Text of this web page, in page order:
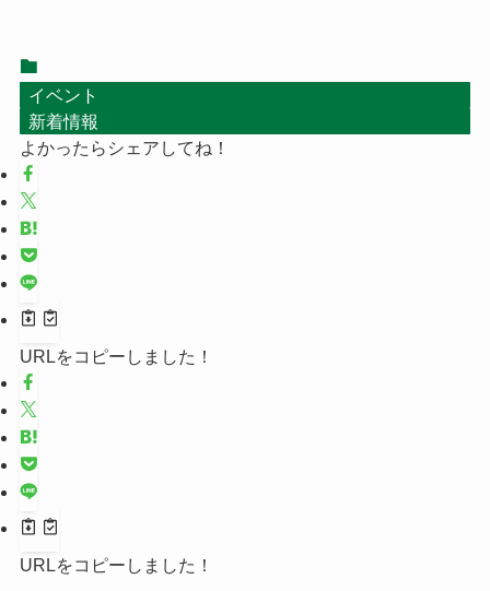
イベント
新着情報
よかったらシェアしてね！
URLをコピーしました！
URLをコピーしました！